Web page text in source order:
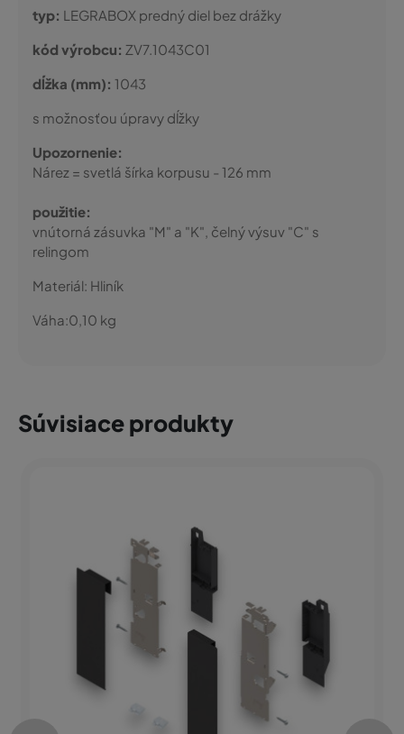
typ: LEGRABOX predný diel bez drážky
kód výrobcu: ZV7.1043C01
dĺžka (mm): 1043
s možnosťou úpravy dĺžky
Upozornenie:
Nárez = svetlá šírka korpusu - 126 mm
použitie:
vnútorná zásuvka "M" a "K", čelný výsuv "C" s
relingom
Materiál: Hliník
Váha:0,10 kg
Súvisiace produkty